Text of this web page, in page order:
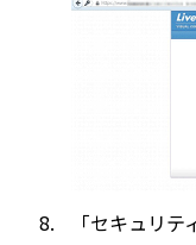
「セキュリ